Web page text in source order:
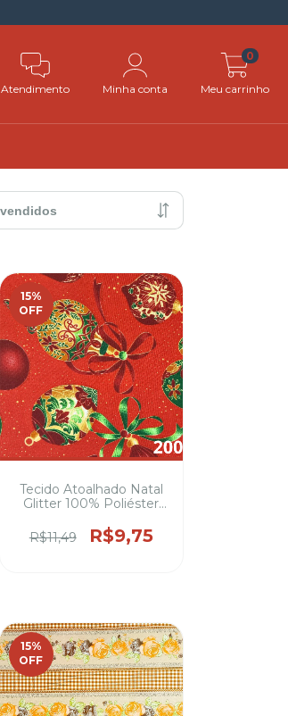
Atendimento Minha conta Meu carrinho
0
15%
OFF
Tecido Atoalhado Natal
Glitter 100% Poliéster
decoração
R$11,49 R$9,75
15%
OFF